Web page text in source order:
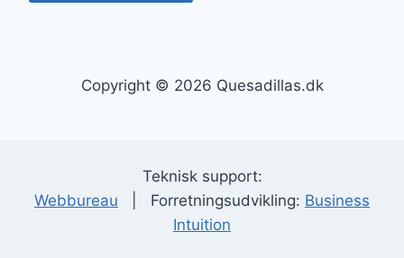
Copyright © 2026 Quesadillas.dk
Teknisk support:
Webbureau | Forretningsudvikling: Business
Intuition